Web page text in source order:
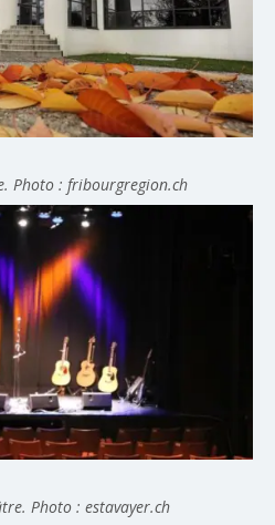
Photo : fribourgregion.ch
Photo : estavayer.ch